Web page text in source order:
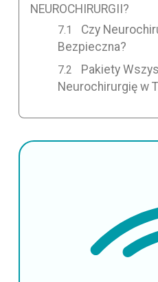
NEUROCHIRURGII?
Czy
Bezpieczna?
Pakiety
Neurochirurgię w